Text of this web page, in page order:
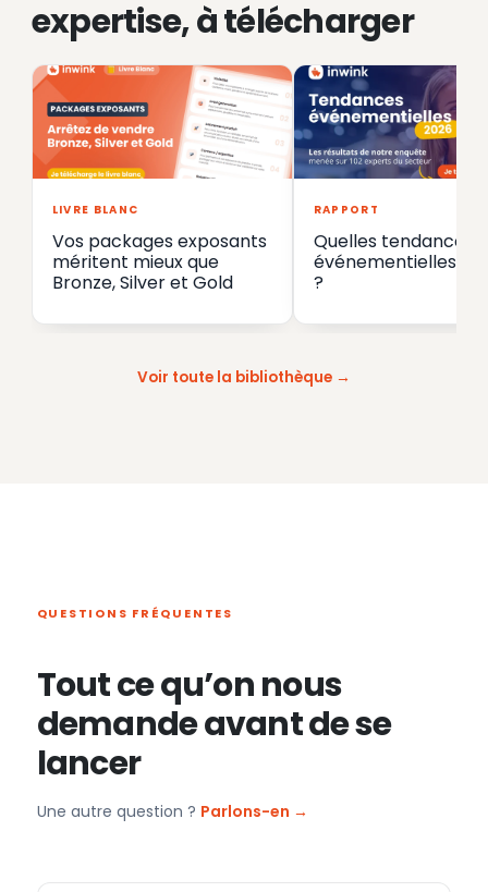
expertise, à télécharger
LIVRE BLANC
Vos packages exposants
méritent mieux que
Bronze, Silver et Gold
RAPPORT
Quelles tendances
événementielles en
?
Voir toute la bibliothèque
QUESTIONS FRÉQUENTES
Tout ce qu’on nous
demande avant de se
lancer
Une autre question ? Parlons-en →